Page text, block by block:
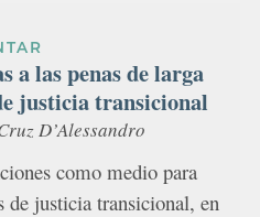
a las penas de larga
justicia transicional
D’Alessandro
como medio para
de justicia transicional, en